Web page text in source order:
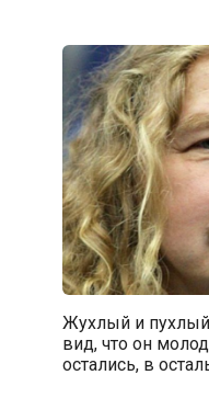
Жухлый и
вид, что он
остались, в